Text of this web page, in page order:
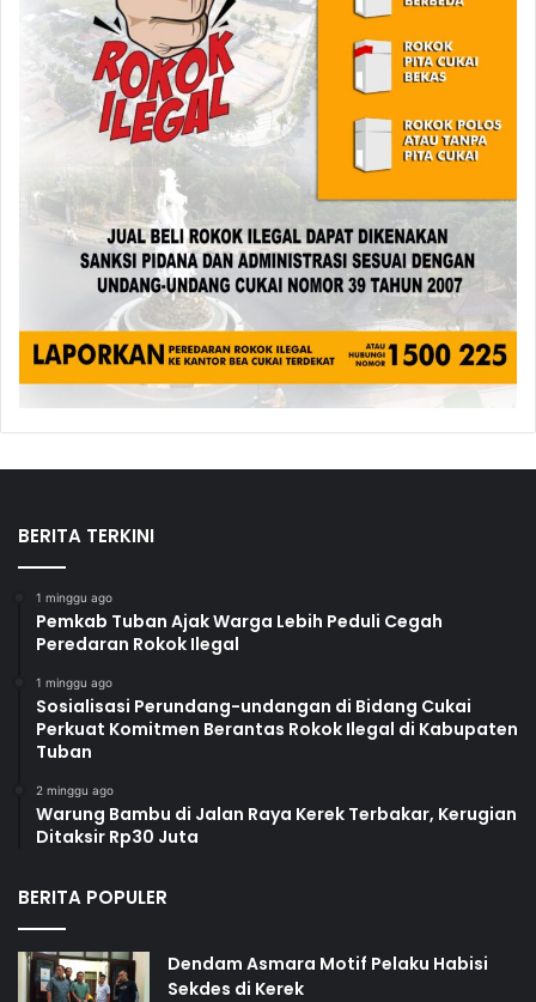
BERITA TERKINI
1 minggu ago
Pemkab Tuban Ajak Warga Lebih Peduli Cegah
Peredaran Rokok Ilegal
1 minggu ago
Sosialisasi Perundang-undangan di Bidang Cukai
Perkuat Komitmen Berantas Rokok Ilegal di Kabupaten
Tuban
2 minggu ago
Warung Bambu di Jalan Raya Kerek Terbakar, Kerugian
Ditaksir Rp30 Juta
BERITA POPULER
Dendam Asmara Motif Pelaku Habisi
Sekdes di Kerek